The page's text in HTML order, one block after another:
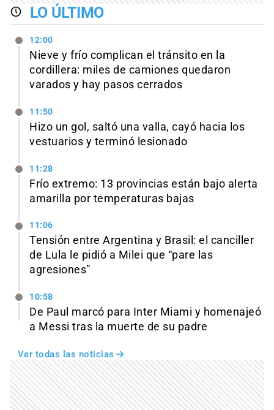
LO ÚLTIMO
12:00
Nieve y frío complican el tránsito en la
cordillera: miles de camiones quedaron
varados y hay pasos cerrados
11:50
Hizo un gol, saltó una valla, cayó hacia los
vestuarios y terminó lesionado
11:28
Frío extremo: 13 provincias están bajo alerta
amarilla por temperaturas bajas
11:06
Tensión entre Argentina y Brasil: el canciller
de Lula le pidió a Milei que “pare las
agresiones”
10:58
De Paul marcó para Inter Miami y homenajeó
a Messi tras la muerte de su padre
Ver todas las noticias